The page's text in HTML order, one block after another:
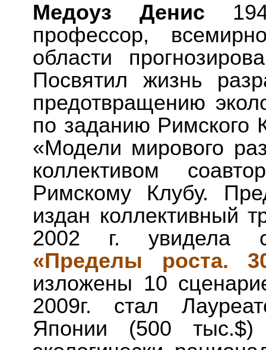
Медоуз Денис
профессор,
области
Посвятил жизнь
предотвращению
по заданию Римского
«Модели мирового
коллективом
Римскому Клубу.
издан коллективный
2002 г. увидела
«Пределы роста.
изложены 10
2009г. стал
Японии (500